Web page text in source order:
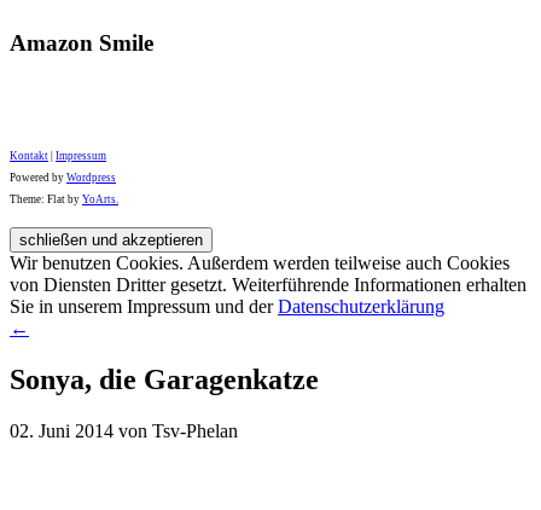
Amazon Smile
Kontakt Impressum
Powered by Wordpress
Theme: Flat by YoArts.
Wir benutzen Cookies. Außerdem werden teilweise auch Cookies
von Diensten Dritter gesetzt. Weiterführende Informationen erhalten
Sie in unserem Impressum und derDatenschutzerklärung
←
Sonya, die Garagenkatze
02. Juni 2014 von Tsv-Phelan